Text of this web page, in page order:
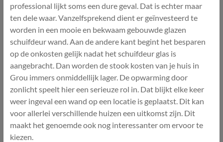
professional lijkt soms een dure geval. Dat is echter maar
ten dele waar. Vanzelfsprekend dient er geïnvesteerd te
worden in een mooie en bekwaam gebouwde glazen
schuifdeur wand. Aan de andere kant begint het besparen
op de onkosten gelijk nadat het schuifdeur glas is
aangebracht. Dan worden de stook kosten van je huis in
Grou immers onmiddellijk lager. De opwarming door
zonlicht speelt hier een serieuze rol in. Dat blijkt elke keer
weer ingeval een wand op een locatie is geplaatst. Dit kan
voor allerlei verschillende huizen een uitkomst zijn. Dit
maakt het genoemde ook nog interessanter om ervoor te
kiezen.